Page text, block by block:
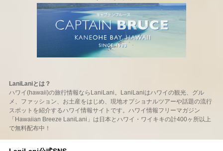
LaniLaniとは？
ハワイ(hawaii)の旅行情報ならLaniLani。LaniLaniはハワイの観光、グル
メ、ファッション、お土産をはじめ、現地オプショナルツアーや話題の流行
スポットを紹介するハワイ情報サイトです。ハワイ情報フリーマガジン
「Hawaiian Breeze LaniLani」は日本とハワイ・ワイキキの計400ヶ所以上
で無料配布中！